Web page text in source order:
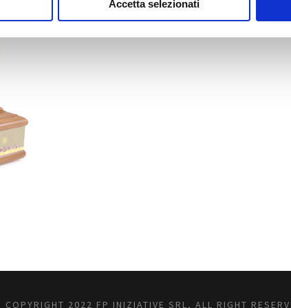
Accetta selezionati
COPYRIGHT 2022 FP INIZIATIVE SRL, ALL RIGHT